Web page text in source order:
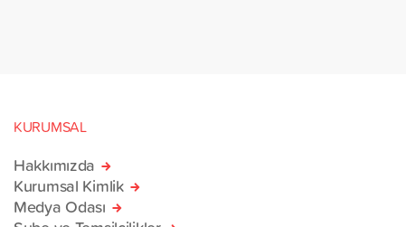
KURUMSAL
Hakkımızda
Kurumsal Kimlik
Medya Odası